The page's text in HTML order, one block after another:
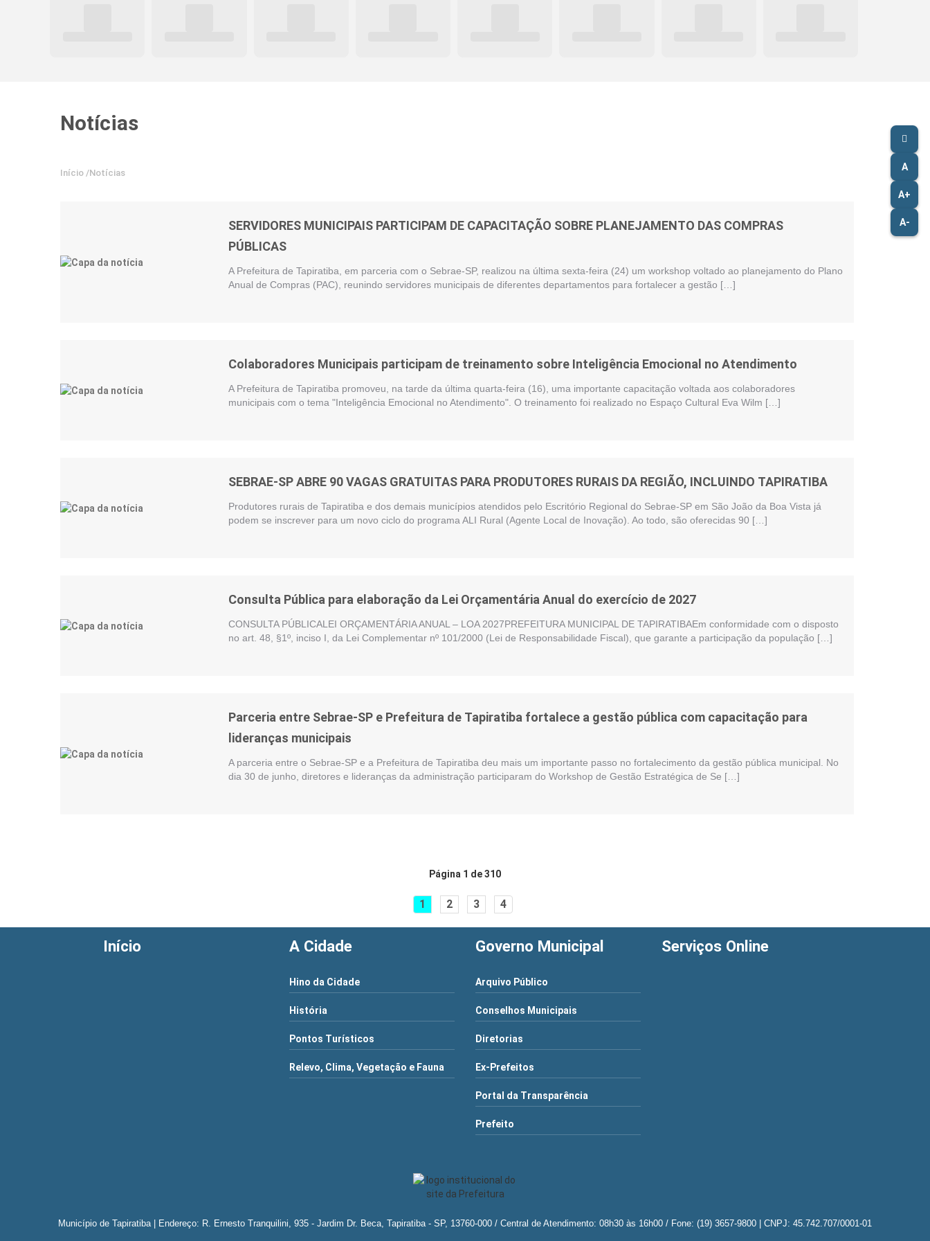
A
A+
A-
Notícias
Início /Notícias
SERVIDORES MUNICIPAIS PARTICIPAM DE CAPACITAÇÃO SOBRE PLANEJAMENTO DAS COMPRAS
PÚBLICAS
A Prefeitura de Tapiratiba, em parceria com o Sebrae-SP, realizou na última sexta-feira (24) um workshop voltado ao planejamento do Plano
Anual de Compras (PAC), reunindo servidores municipais de diferentes departamentos para fortalecer a gestão […]
Colaboradores Municipais participam de treinamento sobre Inteligência Emocional no Atendimento
A Prefeitura de Tapiratiba promoveu, na tarde da última quarta-feira (16), uma importante capacitação voltada aos colaboradores
municipais com o tema "Inteligência Emocional no Atendimento". O treinamento foi realizado no Espaço Cultural Eva Wilm […]
SEBRAE-SP ABRE 90 VAGAS GRATUITAS PARA PRODUTORES RURAIS DA REGIÃO, INCLUINDO TAPIRATIBA
Produtores rurais de Tapiratiba e dos demais municípios atendidos pelo Escritório Regional do Sebrae-SP em São João da Boa Vista já
podem se inscrever para um novo ciclo do programa ALI Rural (Agente Local de Inovação). Ao todo, são oferecidas 90 […]
Consulta Pública para elaboração da Lei Orçamentária Anual do exercício de 2027
CONSULTA PÚBLICALEI ORÇAMENTÁRIA ANUAL – LOA 2027PREFEITURA MUNICIPAL DE TAPIRATIBAEm conformidade com o disposto
no art. 48, §1º, inciso I, da Lei Complementar nº 101/2000 (Lei de Responsabilidade Fiscal), que garante a participação da população […]
Parceria entre Sebrae-SP e Prefeitura de Tapiratiba fortalece a gestão pública com capacitação para
lideranças municipais
A parceria entre o Sebrae-SP e a Prefeitura de Tapiratiba deu mais um importante passo no fortalecimento da gestão pública municipal. No
dia 30 de junho, diretores e lideranças da administração participaram do Workshop de Gestão Estratégica de Se […]
Página 1 de 310
1 2 3 4
Início A Cidade
Hino da Cidade
História
Pontos Turísticos
Relevo, Clima, Vegetação e Fauna
Governo Municipal
Arquivo Público
Conselhos Municipais
Diretorias
Ex-Prefeitos
Portal da Transparência
Prefeito
Serviços Online
Município de Tapiratiba | Endereço: R. Ernesto Tranquilini, 935 - Jardim Dr. Beca, Tapiratiba - SP, 13760-000 / Central de Atendimento: 08h30 às 16h00 / Fone: (19) 3657-9800 | CNPJ: 45.742.707/0001-01